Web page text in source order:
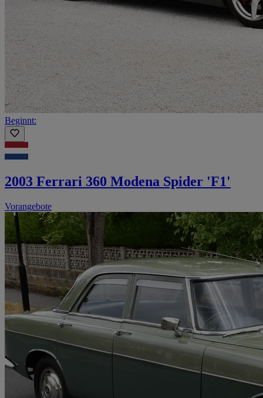
Beginnt:
2003 Ferrari 360 Modena Spider 'F1'
Vorangebote